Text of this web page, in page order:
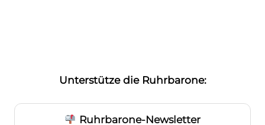
Unterstütze die Ruhrbarone:
Ruhrbarone-Newsletter